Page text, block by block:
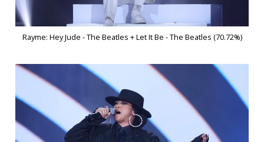
Rayme: Hey Jude - The Beatles + Let It Be - The Beatles (70.72%)